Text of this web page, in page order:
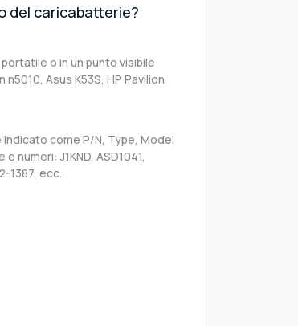
del caricabatterie?
o in un punto visibile
Asus K53S, HP Pavilion
come P/N, Type, Model
numeri: J1KND, ASD1041,
1387, ecc.